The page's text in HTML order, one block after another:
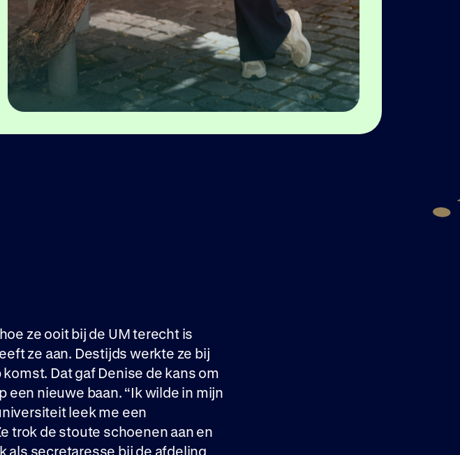
ze ooit bij de UM terecht is
ze aan. Destijds werkte ze bij
Dat gaf Denise de kans om
een nieuwe baan. “Ik wilde in mijn
leek me een
trok de stoute schoenen aan en
als secretaresse bij de afdeling